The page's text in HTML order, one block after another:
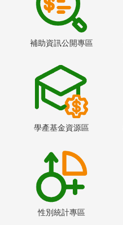
補助資訊公開專區
學產基金資源區
性別統計專區